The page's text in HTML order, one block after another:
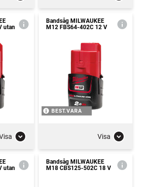
utan
Bandsåg MILWAUKEE
M12 FBS64-402C 12 V
BEST.VARA
Visa
utan
Bandsåg MILWAUKEE
M18 CBS125-502C 18 V